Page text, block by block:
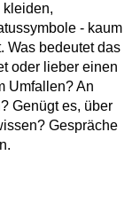
kleiden,
- kaum
Was bedeutet das
oder lieber einen
Umfallen? An
Genügt es, über
Gespräche